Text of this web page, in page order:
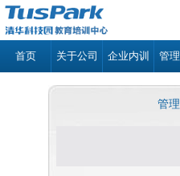
首页 关于公司 企业内训 管
管